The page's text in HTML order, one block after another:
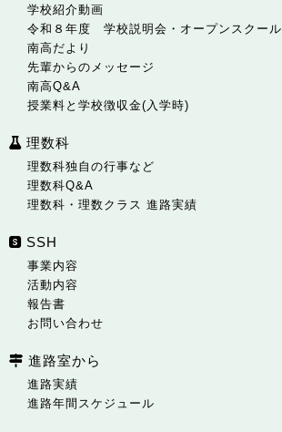
学校紹介動画
令和８年度 学校説明会・オープンスクール
南高だより
先輩からのメッセージ
南高Q&A
授業料と学校徴収金(入学時)
理数科
理数科独自の行事など
理数科Q&A
理数科・理数クラス 進路実績
SSH
事業内容
活動内容
報告書
お問い合わせ
進路室から
進路実績
進路年間スケジュール